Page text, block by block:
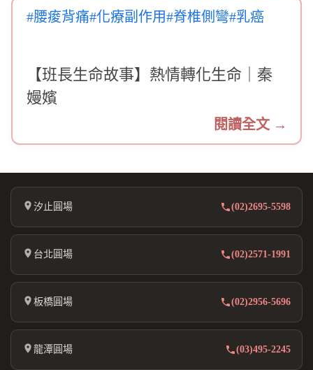
#腰痠背痛#化療副作用#脊椎側彎#乳癌
【班長生命故事】熱情轉化生命｜秦
嫚嬪
閱讀全文 →
汐止圓場 (02)2695-5598
台北圓場 (02)2571-1991
板橋圓場 (02)2956-5696
龍潭圓場 (03)495-2245